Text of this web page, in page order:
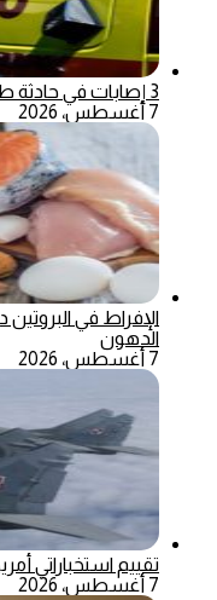
3 إصابات في حادثة طعن بالطيبة داخل أراضي الـ48
7 أغسطس، 2026
الإفراط في
الدهون
7 أغسطس، 2026
تقييم استخباراتي
7 أغسطس، 2026